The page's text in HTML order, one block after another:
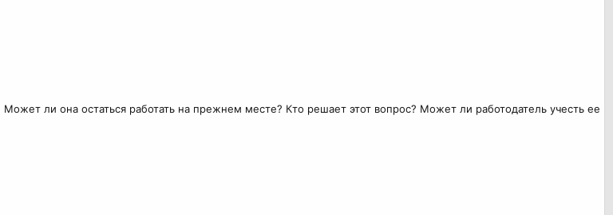
ли она остаться работать на прежнем месте? Кто решает этот вопрос? Может ли работодатель учесть ее